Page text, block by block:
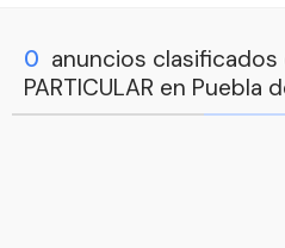
Mi cuenta
0 anuncios clasificados
PARTICULAR en Puebla